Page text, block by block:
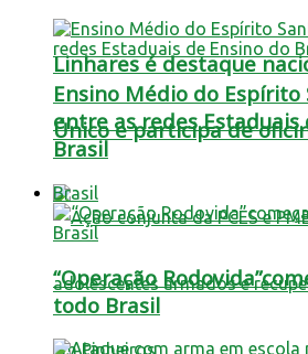
Linhares é destaque
Único e participa de
Ensino Médio do
entre as redes Estaduais
Brasil
Brasil
“Operação
todo Brasil